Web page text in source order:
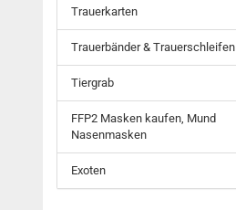
Trauerkarten
Trauerbänder & Trauerschleifen
Tiergrab
FFP2 Masken kaufen, Mund
Nasenmasken
Exoten